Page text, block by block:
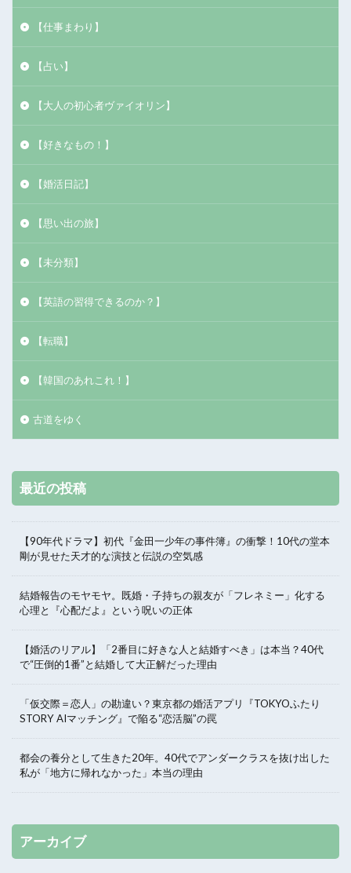
【仕事まわり】
【占い】
【大人の初心者ヴァイオリン】
【好きなもの！】
【婚活日記】
【思い出の旅】
【未分類】
【英語の習得できるのか？】
【転職】
【韓国のあれこれ！】
古道をゆく
最近の投稿
【90年代ドラマ】初代『金田一少年の事件簿』の衝撃！10代の堂本
剛が見せた天才的な演技と伝説の空気感
結婚報告のモヤモヤ。既婚・子持ちの親友が「フレネミー」化する
心理と『心配だよ』という呪いの正体
【婚活のリアル】「2番目に好きな人と結婚すべき」は本当？40代
で“圧倒的1番”と結婚して大正解だった理由
「仮交際＝恋人」の勘違い？東京都の婚活アプリ『TOKYOふたり
STORY AIマッチング』で陥る“恋活脳”の罠
都会の養分として生きた20年。40代でアンダークラスを抜け出した
私が「地方に帰れなかった」本当の理由
アーカイブ